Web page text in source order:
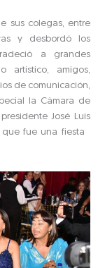
sus colegas, entre
y desbordó los
a grandes
artístico, amigos,
de comunicación,
la Cámara de
José Luis
fue una fiesta